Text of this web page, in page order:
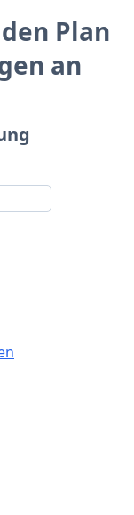
Plan
an